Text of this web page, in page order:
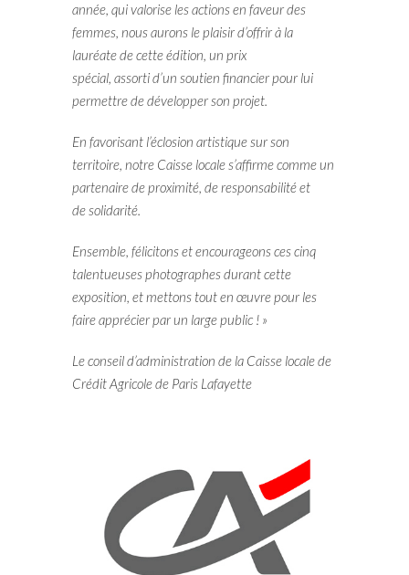
année, qui valorise les actions en faveur des
femmes, nous aurons le plaisir d’offrir à la
lauréate de cette édition, un prix
spécial, assorti d’un soutien financier pour lui
permettre de développer son projet.
En favorisant l’éclosion artistique sur son
territoire, notre Caisse locale s’affirme comme un
partenaire de proximité, de responsabilité et
de solidarité.
Ensemble, félicitons et encourageons ces cinq
talentueuses photographes durant cette
exposition, et mettons tout en œuvre pour les
faire apprécier par un large public ! »
Le conseil d’administration de la Caisse locale de
Crédit Agricole de Paris Lafayette